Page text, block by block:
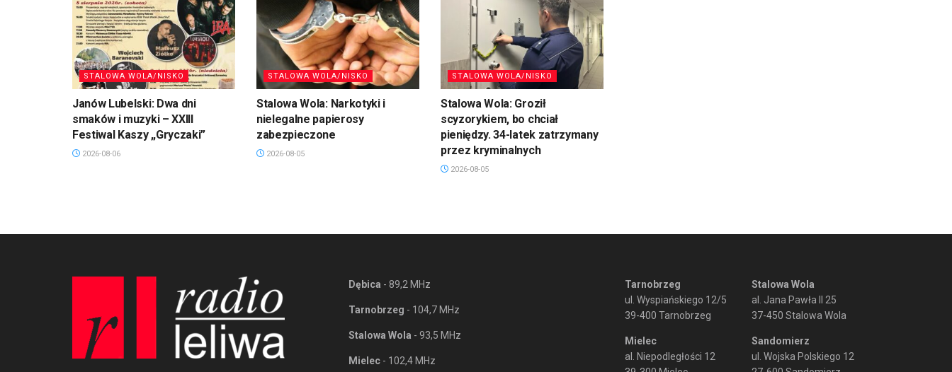
STALOWA WOLA/NISKO
Janów Lubelski: Dwa dni
smaków i muzyki – XXIII
Festiwal Kaszy „Gryczaki”
2026-08-06
STALOWA WOLA/NISKO
Stalowa Wola: Narkotyki i
nielegalne papierosy
zabezpieczone
2026-08-05
STALOWA WOLA/NISKO
Stalowa Wola: Groził
scyzorykiem, bo chciał
pieniędzy. 34-latek zatrzymany
przez kryminalnych
2026-08-05
Dębica - 89,2 MHz
Tarnobrzeg - 104,7 MHz
Stalowa Wola - 93,5 MHz
Mielec - 102,4 MHz
Tarnobrzeg
ul. Wyspiańskiego 12/5
39-400 Tarnobrzeg
Mielec
al. Niepodległości 12
Stalowa Wola
al. Jana Pawła II 25
37-450 Stalowa Wola
Sandomierz
ul. Wojska Polskiego 12